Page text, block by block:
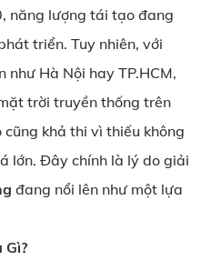
năng lượng tái tạo đang
triển. Tuy nhiên, với
như Hà Nội hay TP.HCM,
trời truyền thống trên
khả thi vì thiếu không
lớn. Đây chính là lý do giải
đang nổi lên như một lựa
Gì?